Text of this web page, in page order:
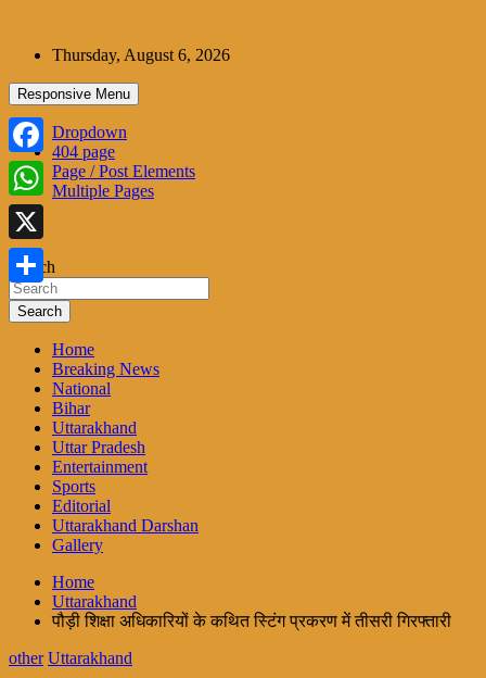
contentThursday, August 6, 2026
Responsive Menu
Dropdown
404 page
Page / Post Elements
Multiple Pages
Search
Search
Home
Breaking News
National
Bihar
Uttarakhand
Uttar Pradesh
Entertainment
Sports
Editorial
Uttarakhand Darshan
Gallery
Home
Uttarakhand
पौड़ी शिक्षा अधिकारियों के कथित स्टिंग प्रकरण में तीसरी गिरफ्तारी
other Uttarakhand
Facebook
WhatsApp
X
Share